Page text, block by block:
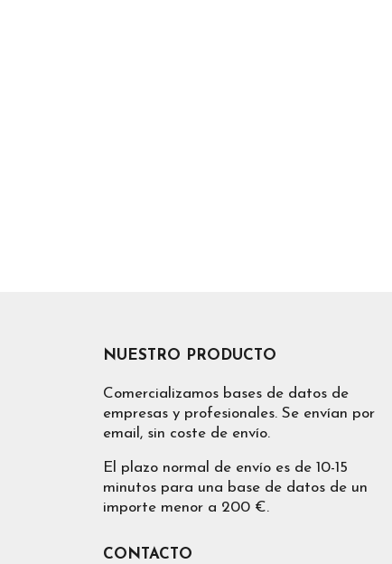
NUESTRO PRODUCTO
Comercializamos bases de datos de
empresas y profesionales. Se envían por
email, sin coste de envío.
El plazo normal de envío es de 10-15
minutos para una base de datos de un
importe menor a 200 €.
CONTACTO